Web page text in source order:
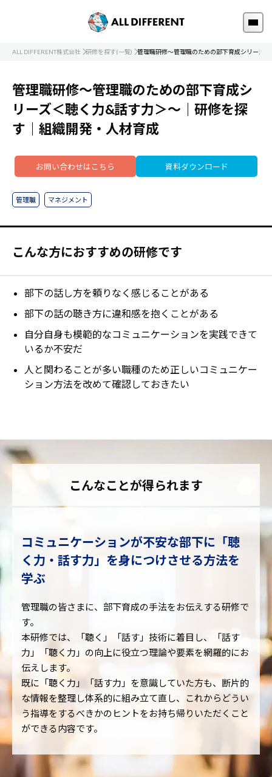
ALL DIFFERENT株式会社 研修を探す(一覧) 管理職研修～管理職のための部下育成シリーズ
管理職研修～管理職のための部下育成シ
リーズ＜聴く力&話す力＞～｜研修を探
す｜組織開発・人材育成
管理職 マネジメント
お問い合わせはこちら 資料ダウンロード
こんな方におすすめの研修です
部下の話し方を頼りなく感じることがある
部下の話の聴き方に違和感を抱くことがある
自分自身も模範的なコミュニケーションを実践できて
いるか不安だ
人と関わることが多い職種のため正しいコミュニケー
ション方法を改めて確認しておきたい
こんなことが得られます
コミュニケーションが不安な部下に「聴
く力・話す力」を身につけさせる方法を
学ぶ
管理職の皆さまに、部下育成の手法をお伝えする研修で
す。
本研修では、「聴く」「話す」技術に着目し、「話す
力」「聴く力」の向上に役立つ理論や要素を網羅的にお
伝えします。
既に「聴く力」「話す力」を意識していた方も、断片的
な情報を整理し体系的に組み立て直し、これからどうい
う指導をするべきかのヒントをお持ち帰りいただくこと
ができる内容です。